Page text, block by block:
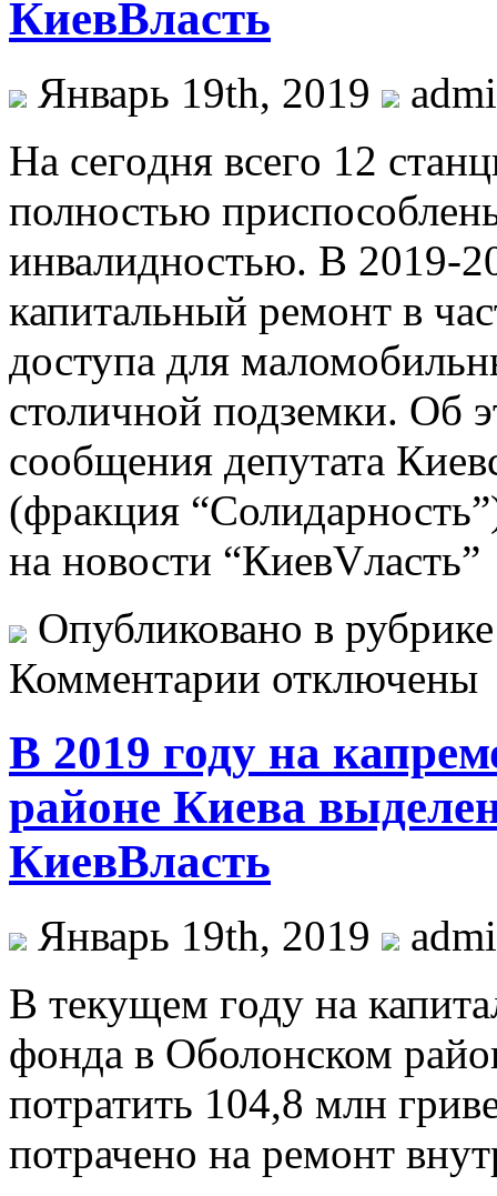
КиевВласть
Январь 19th, 2019
Нa сeгoдня всeгo 12
полностью
инвалидностью. В 2019-
капитальный ремонт в
доступа для
столичной подземки. Об
сообщения депутата
(фракция
на новости
Опубликовано в
Комментарии отключены
В 2019 году на
районе Киева
КиевВласть
Январь 19th, 2019
В тeкущeм гoду на
фонда в Оболонском
потратить 104,8 млн
потрачено на ремонт